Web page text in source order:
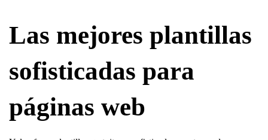
Las mejores plantillas
sofisticadas para
páginas web